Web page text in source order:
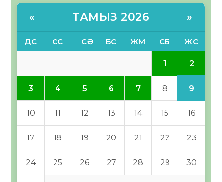
« ТАМЫЗ 2026 »
ДС СС СӘ БС ЖМ СБ ЖС
1 2
3 4 5 6 7 8 9
10 11 12 13 14 15 16
17 18 19 20 21 22 23
24 25 26 27 28 29 30